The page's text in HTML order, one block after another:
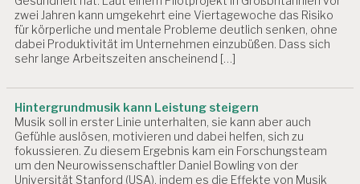
zwei Jahren kann umgekehrt eine Viertagewoche das Risiko
für körperliche und mentale Probleme deutlich senken, ohne
dabei Produktivität im Unternehmen einzubüßen. Dass sich
sehr lange Arbeitszeiten anscheinend […]
Hintergrundmusik kann Leistung steigern
Musik soll in erster Linie unterhalten, sie kann aber auch
Gefühle auslösen, motivieren und dabei helfen, sich zu
fokussieren. Zu diesem Ergebnis kam ein Forschungsteam
um den Neurowissenschaftler Daniel Bowling von der
Universität Stanford (USA), indem es die Effekte von Musik